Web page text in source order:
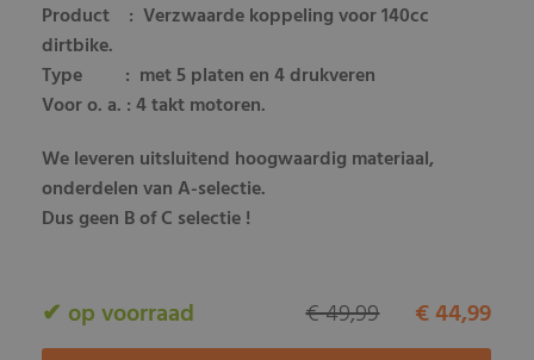
Product : Verzwaarde koppeling voor 140cc
dirtbike.
Type : met 5 platen en 4 drukveren
Voor o. a. : 4 takt motoren.
We leveren uitsluitend hoogwaardig materiaal,
onderdelen van A-selectie.
Dus geen B of C selectie !
✔ op voorraad € 44,99
€ 49,99